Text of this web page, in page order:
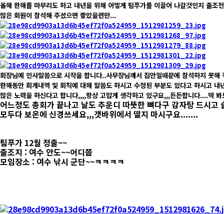
올해 한해를 마무리도 하고 내년을 위해 어떻게 팀푸가를 이끌어 나갈것인지 출조
많은 회원이 참석해 주셨으면 좋았을련만...
회장님에 인사말씀으로 시작을 합니다..사무장님께서 집안일때문에 참석하지 못
한해동안 회계내역 및 회칙에 대해 말씀도 하시고 ​수정된 부분도 있다고 하시고 내
많은 노력을 하신다고 합니다,,,,항상 고맙게 생각하고 있구요,,,든든합니다....딱
어느정도 총회가 끝나고 날도 추운디 따뜻한 뼈다구 감자탕 드시
모두다 보온에 신경쓰세요,,,갯바위에서 떨지 마시구요.......
팀푸가 12월 정출~~
출조지 : 여수 안도~~어디쯤
모임장소 : 여수 낚시 군단~~ㅋㅋㅋㅋ